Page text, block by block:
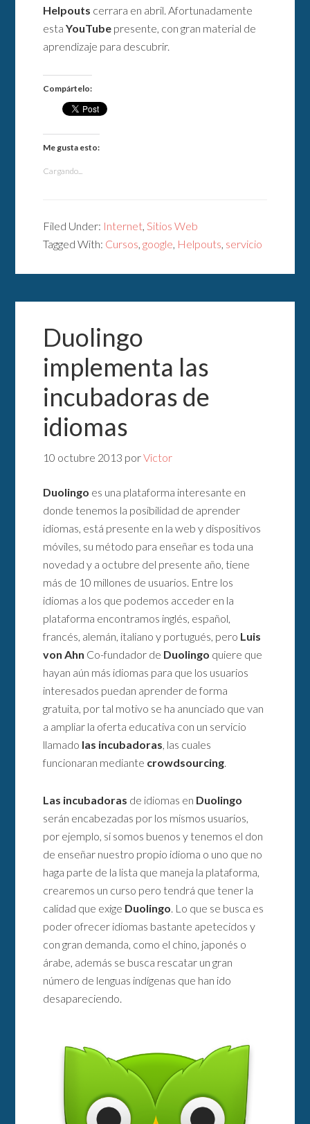
Helpouts cerrara en abril. Afortunadamente
estaYouTube presente, con gran material de
aprendizaje para descubrir.
Compártelo:
Me gusta esto:
Cargando...
Filed Under: Internet,Sitios Web
Tagged With: Cursos,google, Helpouts, servicio
Duolingo
implementa las
incubadoras de
idiomas
10 octubre 2013 porVictor
Duolingo es una plataforma interesante en
donde tenemos la posibilidad de aprender
idiomas, está presente en la web y dispositivos
móviles, su método para enseñar es toda una
novedad y a octubre del presente año, tiene
más de 10 millones de usuarios. Entre los
idiomas a los que podemos acceder en la
plataforma encontramos inglés, español,
francés, alemán, italiano y portugués, pero Luis
von Ahn Co-fundador de Duolingo quiere que
hayan aún más idiomas para que los usuarios
interesados puedan aprender de forma
gratuita, por tal motivo se ha anunciado que van
a ampliar la oferta educativa con un servicio
llamado las incubadoras, las cuales
funcionaran mediante crowdsourcing.
Las incubadoras de idiomas en Duolingo
serán encabezadas por los mismos usuarios,
por ejemplo, si somos buenos y tenemos el don
de enseñar nuestro propio idioma o uno que no
haga parte de la lista que maneja la plataforma,
crearemos un curso pero tendrá que tener la
calidad que exige Duolingo. Lo que se busca es
poder ofrecer idiomas bastante apetecidos y
con gran demanda, como el chino, japonés o
árabe, además se busca rescatar un gran
número de lenguas indígenas que han ido
desapareciendo.